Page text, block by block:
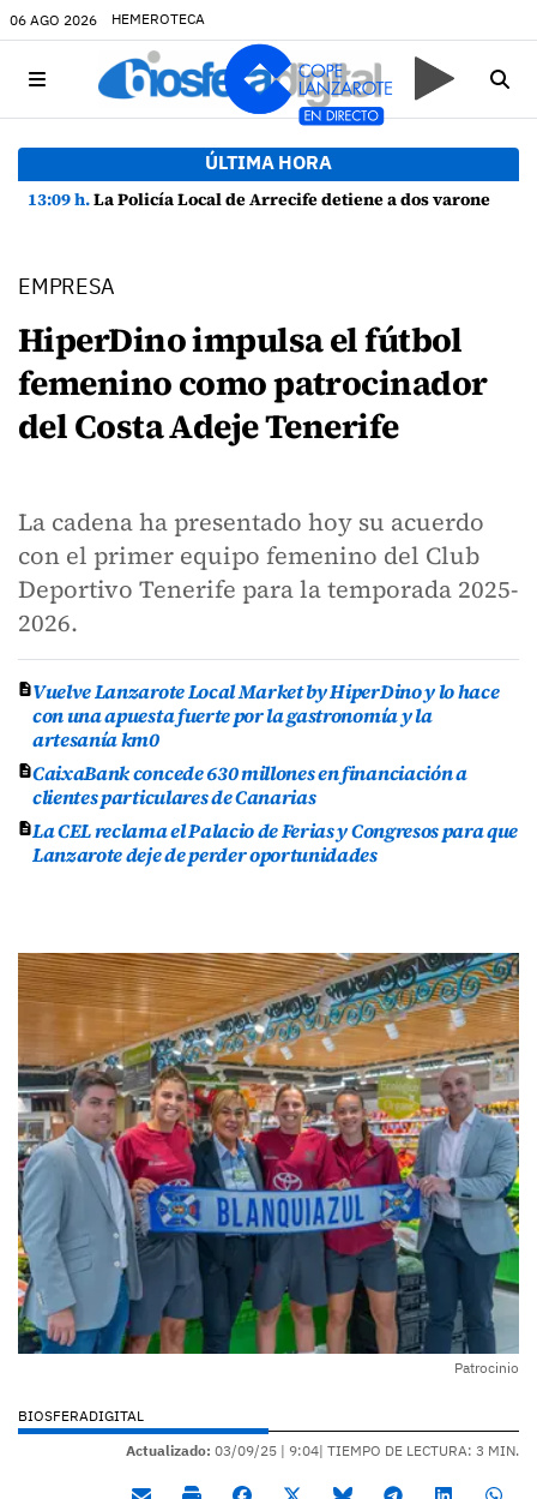
06 AGO 2026 HEMEROTECA
ÚLTIMA HORA
13:09 h.La Policía Local de Arrecife detiene a dos varones por altercado y amenazas con arma blanca
EMPRESA
HiperDino impulsa el fútbol
femenino como patrocinador
del Costa Adeje Tenerife
La cadena ha presentado hoy su acuerdo
con el primer equipo femenino del Club
Deportivo Tenerife para la temporada 2025-
2026.
Vuelve Lanzarote Local Market by HiperDino y lo hace
con una apuesta fuerte por la gastronomía y la
artesanía km0
CaixaBank concede 630 millones en financiación a
clientes particulares de Canarias
La CEL reclama el Palacio de Ferias y Congresos para que
Lanzarote deje de perder oportunidades
Patrocinio
BIOSFERADIGITAL
Actualizado: 03/09/25 | 9:04| TIEMPO DE LECTURA: 3 MIN.